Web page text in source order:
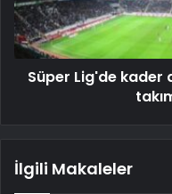
Süper Lig'de kader
İlgili Makaleler